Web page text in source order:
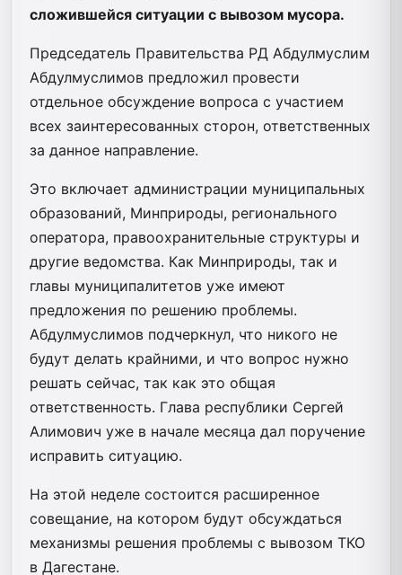
сложившейся ситуации с вывозом мусора.
Председатель Правительства РД Абдулмуслим
Абдулмуслимов предложил провести
отдельное обсуждение вопроса с участием
всех заинтересованных сторон, ответственных
за данное направление.
Это включает администрации муниципальных
образований, Минприроды, регионального
оператора, правоохранительные структуры и
другие ведомства. Как Минприроды, так и
главы муниципалитетов уже имеют
предложения по решению проблемы.
Абдулмуслимов подчеркнул, что никого не
будут делать крайними, и что вопрос нужно
решать сейчас, так как это общая
ответственность. Глава республики Сергей
Алимович уже в начале месяца дал поручение
исправить ситуацию.
На этой неделе состоится расширенное
совещание, на котором будут обсуждаться
механизмы решения проблемы с вывозом ТКО
в Дагестане.